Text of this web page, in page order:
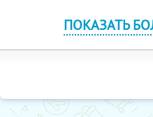
ПОКАЗАТЬ